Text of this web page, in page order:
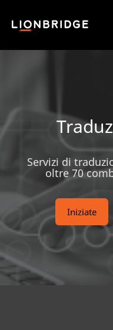
Servizi di
oltre 70
Iniziate